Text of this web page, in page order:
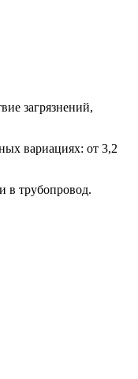
загрязнений,
вариациях: от 3,2
в трубопровод.